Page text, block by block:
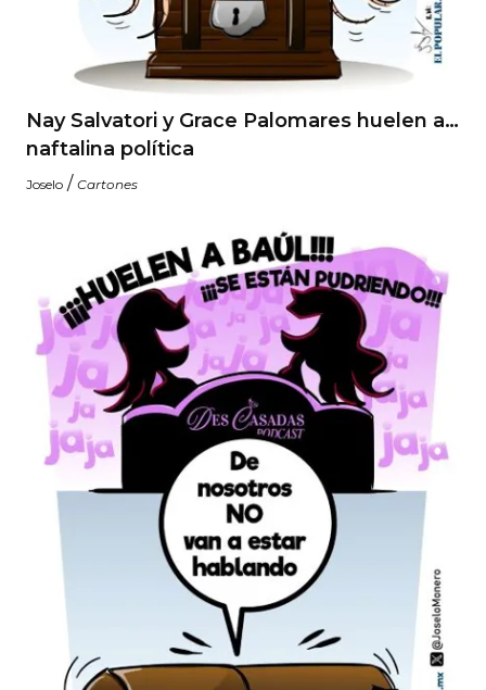
Nay Salvatori y Grace Palomares huelen a…
naftalina política
Joselo / Cartones